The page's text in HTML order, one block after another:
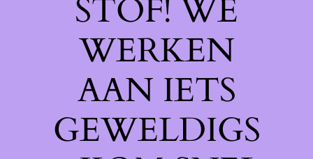
STOF! WE
WERKEN
AAN IETS
GEWELDIGS